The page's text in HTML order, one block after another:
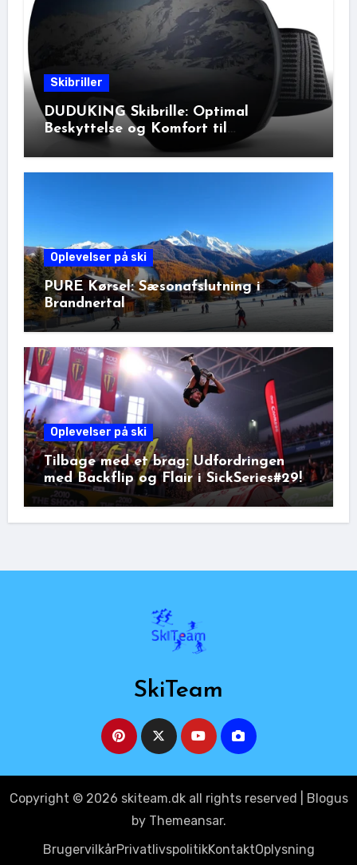
Skibriller
DUDUKING Skibrille: Optimal
Beskyttelse og Komfort til
Vinteraktiviteter
Oplevelser på ski
PURE Kørsel: Sæsonafslutning i
Brandnertal
Oplevelser på ski
Tilbage med et brag: Udfordringen
med Backflip og Flair i SickSeries#29!
SkiTeam
Copyright © 2026 skiteam.dk all rights reserved
Blogus
by Themeansar.
BrugervilkårPrivatlivspolitikKontaktOplysning